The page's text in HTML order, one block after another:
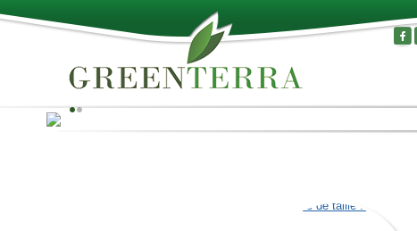
Le meilleur de la Nature!